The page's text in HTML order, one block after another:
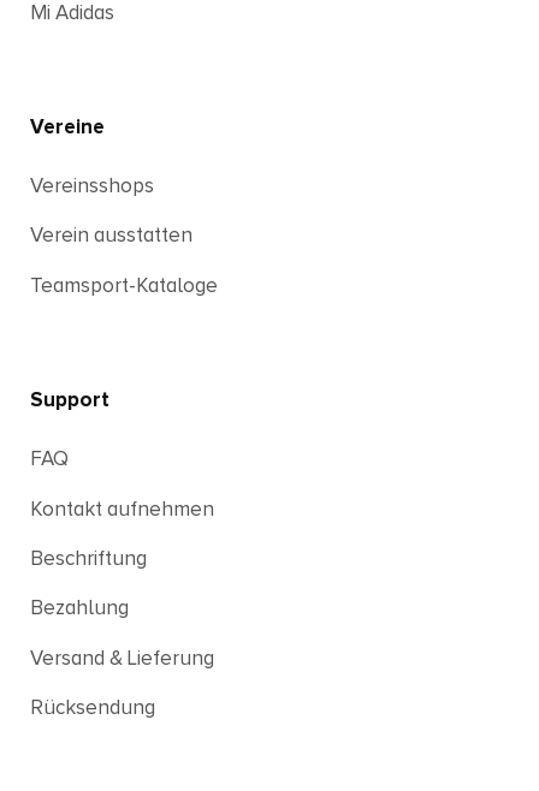
Mi Adidas
Vereine
Vereinsshops
Verein ausstatten
Teamsport-Kataloge
Support
FAQ
Kontakt aufnehmen
Beschriftung
Bezahlung
Versand & Lieferung
Rücksendung